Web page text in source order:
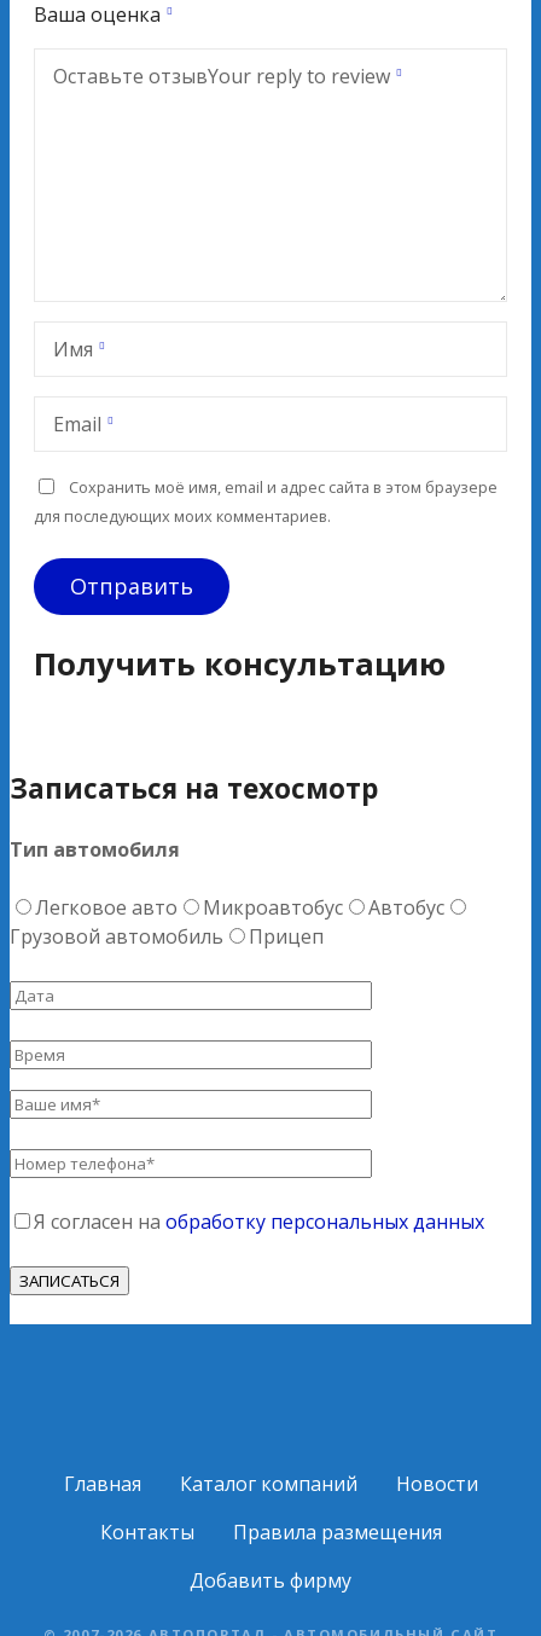
Ваша оценка
Оставьте отзывYour reply to review
Имя
Email
Сохранить моё имя, email и адрес сайта в этом браузере
для последующих моих комментариев.
Получить консультацию
Записаться на техосмотр
Тип автомобиля
Легковое авто Микроавтобус
Автобус
Грузовой автомобиль
Прицеп
Я согласен на обработку персональных данных
Главная Каталог компаний
Новости
Контакты
Правила размещения
Добавить фирму